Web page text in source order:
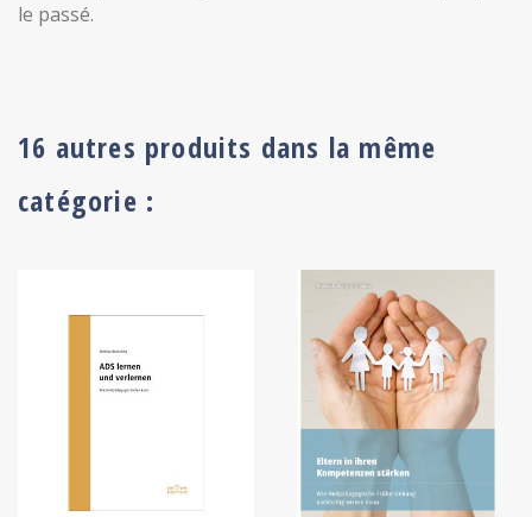
le passé.
16 autres produits dans la même
catégorie :